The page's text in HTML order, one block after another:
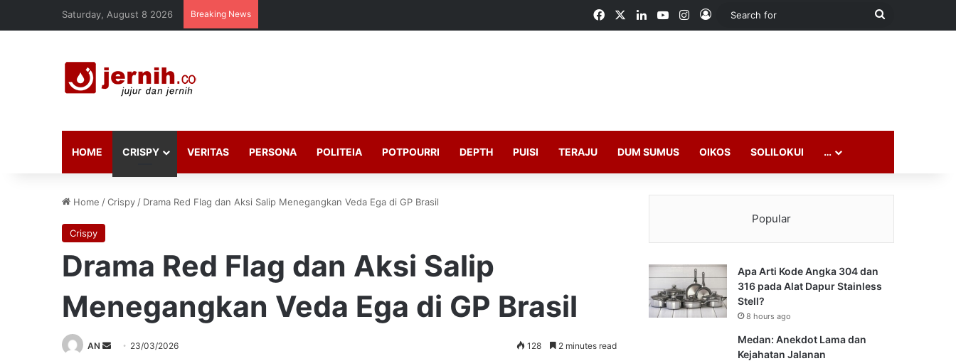
Saturday, August 8 2026 Breaking News FacebookLinkedInYouTubeInstagram
Log In
Search
HOME CRISPY VERITAS PERSONA POLITEIA POTPOURRI DEPTH PUISI TERAJU DUM SUMUS OIKOS SOLILOKUI …
Home /Crispy / Drama Red Flag dan Aksi Salip Menegangkan Veda Ega di GP Brasil
Crispy
Drama Red Flag dan Aksi Salip
Menegangkan Veda Ega di GP Brasil
AN
Send 23/03/2026 128 2 minutes read
Popular
Apa Arti Kode Angka 304 dan
316 pada Alat Dapur Stainless
Stell?
8 hours ago
Medan: Anekdot Lama dan
Kejahatan Jalanan